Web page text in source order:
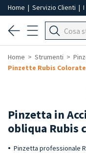
Home | Servizio Clienti |
Home Strumenti
Pinzette Rubis Colorate
Pinzetta in
obliqua Rubis
Pinzetta professionale